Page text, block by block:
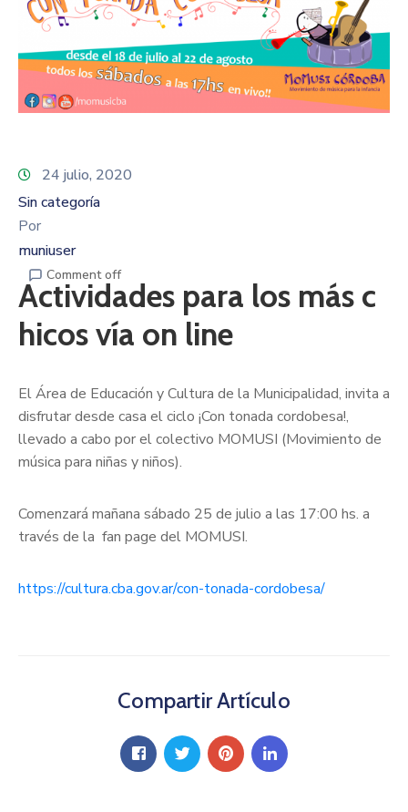
24 julio, 2020
Sin categoría
Por
muniuser
Comment off
Actividades para los más c
hicos vía on line
El Área de Educación y Cultura de la Municipalidad, invita a
disfrutar desde casa el ciclo ¡Con tonada cordobesa!,
llevado a cabo por el colectivo MOMUSI (Movimiento de
música para niñas y niños).
Comenzará mañana sábado 25 de julio a las 17:00 hs. a
través de la fan page del MOMUSI.
https://cultura.cba.gov.ar/con-tonada-cordobesa/
Compartir Artículo